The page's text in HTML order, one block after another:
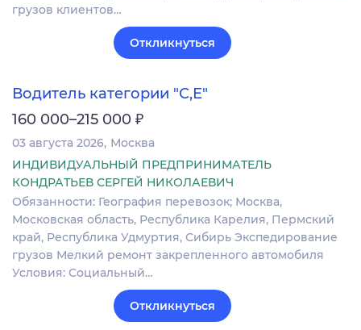
грузов клиентов…
Откликнуться
Водитель категории "С,Е"
160 000–215 000 ₽
03 августа 2026 Москва
ИНДИВИДУАЛЬНЫЙ ПРЕДПРИНИМАТЕЛЬ
КОНДРАТЬЕВ СЕРГЕЙ НИКОЛАЕВИЧ
Обязанности: География перевозок; Москва,
Московская область, Республика Карелия, Пермский
край, Республика Удмуртия, Сибирь Экспедирование
грузов Мелкий ремонт закрепленного автомобиля
Условия: Социальный…
Откликнуться